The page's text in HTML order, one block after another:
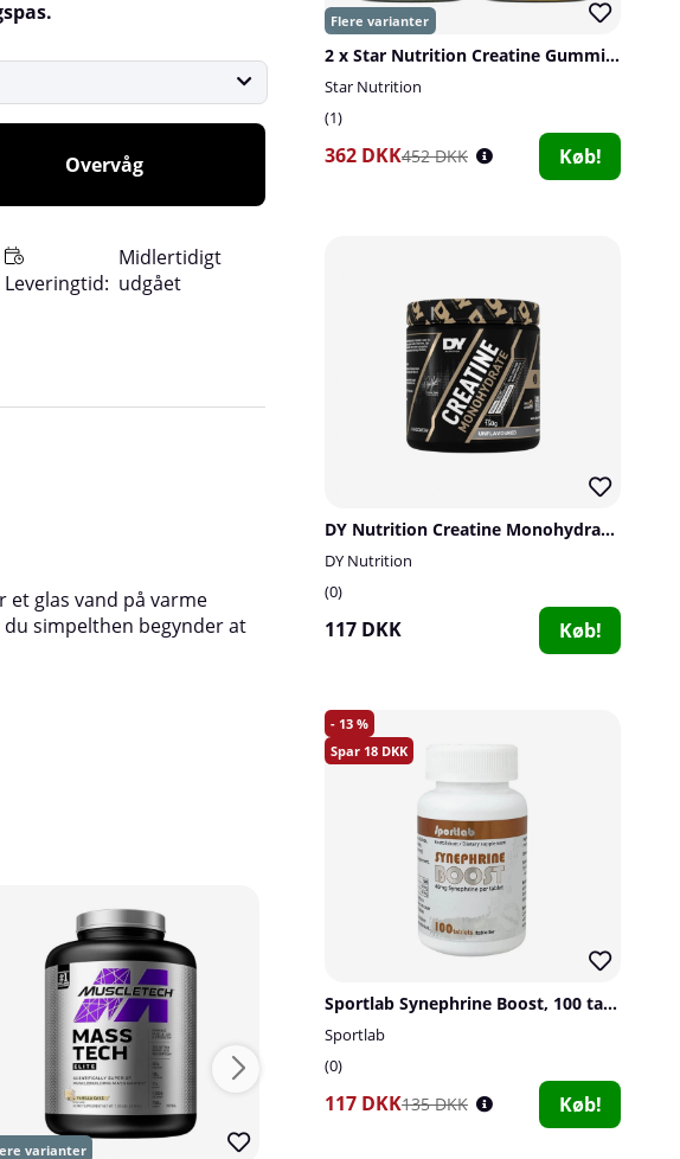
Overvåg
Leveringtid:
Midlertidigt
udgået
2 x Star Nutrition Creatine Gummies, 75 st
Star Nutrition
1
362 DKK452 DKK Køb!
DY Nutrition Creatine Monohydrate, 150 g
DY Nutrition
0
117 DKK Køb!
13
18
Sportlab Synephrine Boost, 100 tabs
Sportlab
0
117 DKK135 DKK Køb!
et glas vand på varme
simpelthen begynder at